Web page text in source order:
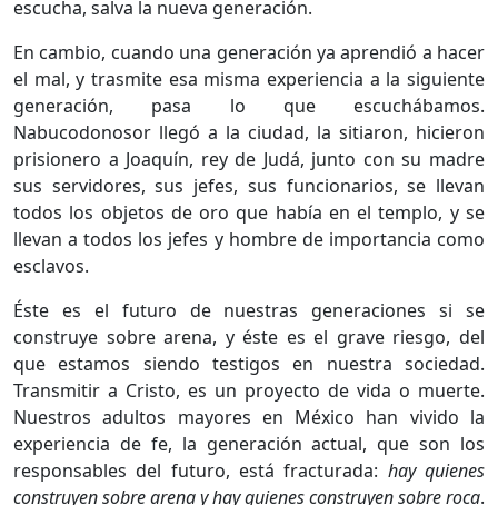
escucha, salva la nueva generación.
En cambio, cuando una generación ya aprendió a hacer
el mal, y trasmite esa misma experiencia a la siguiente
generación, pasa lo que escuchábamos.
Nabucodonosor llegó a la ciudad, la sitiaron, hicieron
prisionero a Joaquín, rey de Judá, junto con su madre
sus servidores, sus jefes, sus funcionarios, se llevan
todos los objetos de oro que había en el templo, y se
llevan a todos los jefes y hombre de importancia como
esclavos.
Éste es el futuro de nuestras generaciones si se
construye sobre arena, y éste es el grave riesgo, del
que estamos siendo testigos en nuestra sociedad.
Transmitir a Cristo, es un proyecto de vida o muerte.
Nuestros adultos mayores en México han vivido la
experiencia de fe, la generación actual, que son los
responsables del futuro, está fracturada: hay quienes
construyen sobre arena y hay quienes construyen sobre roca.